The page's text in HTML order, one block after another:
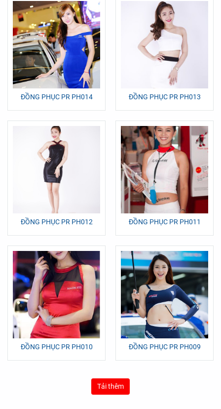
ĐỒNG PHỤC PR PH014 ĐỒNG PHỤC PR PH013
ĐỒNG PHỤC PR PH012 ĐỒNG PHỤC PR PH011
ĐỒNG PHỤC PR PH010 ĐỒNG PHỤC PR PH009
Tải thêm